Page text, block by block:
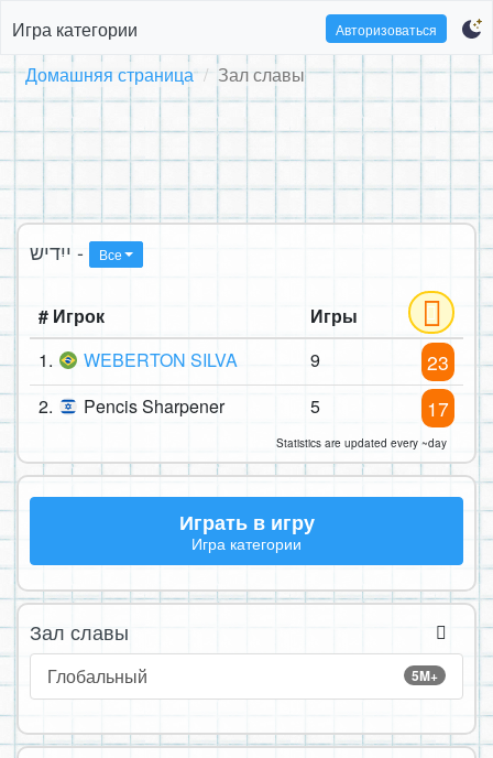
Игра категории Авторизоваться
Домашняя страница Зал славы
ייִדיש - Все
# Игрок
Игры
1.
WEBERTON SILVA 9 23
2. Pencis Sharpener 5 17
Statistics are updated every ~day
Играть в игру
Игра категории
Зал славы
5M+
Глобальный